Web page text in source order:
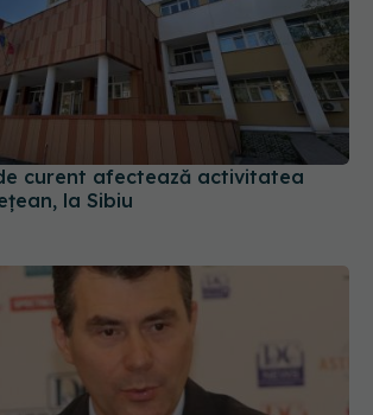
curent afectează activitatea
la Sibiu